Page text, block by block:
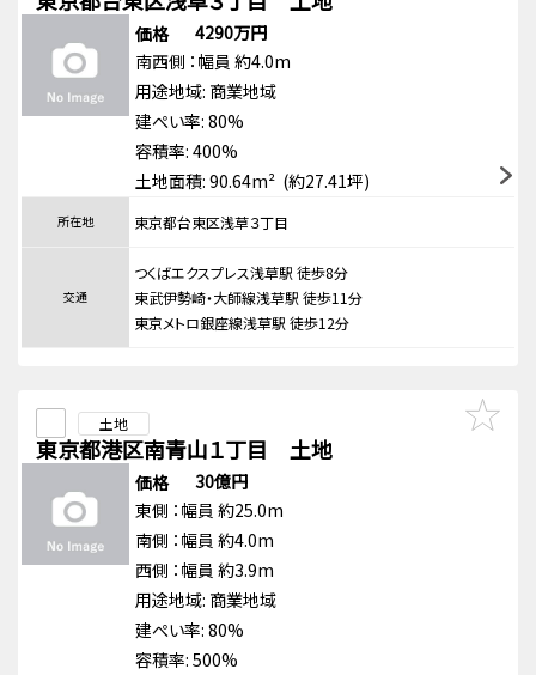
価格
4290万円
南西側 ：幅員 約4.0m
用途地域: 商業地域
建ぺい率: 80%
容積率: 400%
土地面積: 90.64m² (約27.41坪)
所在地 東京都台東区浅草３丁目
交通
つくばエクスプレス浅草駅 徒歩8分
東武伊勢崎・大師線浅草駅 徒歩11分
東京メトロ銀座線浅草駅 徒歩12分
土地
東京都港区南青山１丁目 土地
価格
30億円
東側 ：幅員 約25.0m
南側 ：幅員 約4.0m
西側 ：幅員 約3.9m
用途地域: 商業地域
建ぺい率: 80%
容積率: 500%